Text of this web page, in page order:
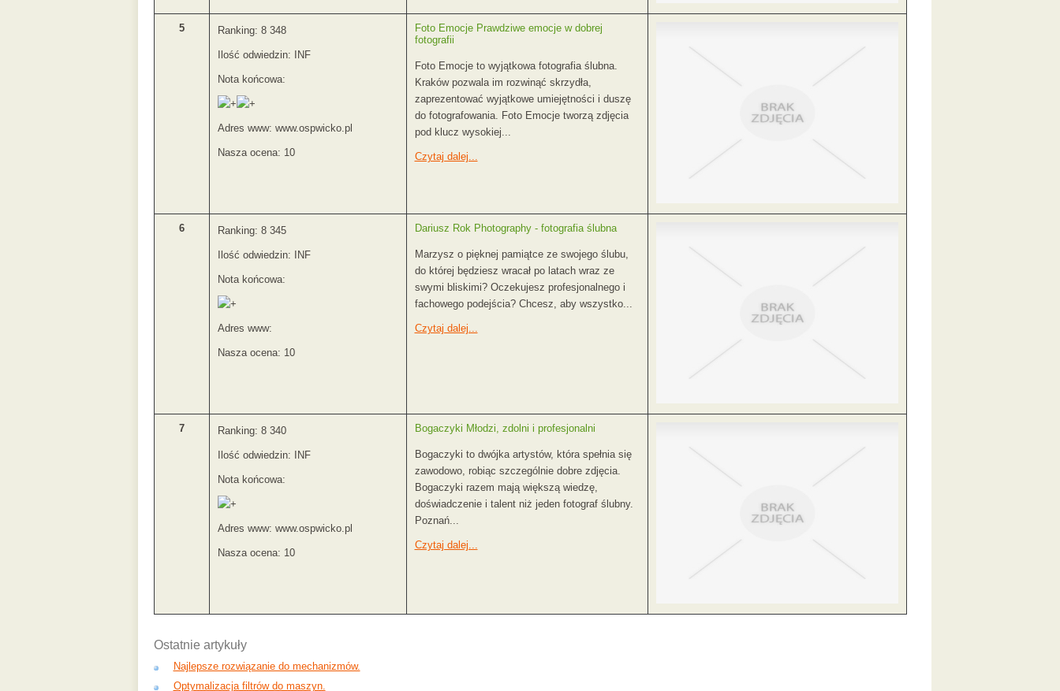
5 Ranking: 8 348
Ilość odwiedzin: INF
Nota końcowa:
Adres www: www.ospwicko.pl
Nasza ocena: 10
Foto Emocje Prawdziwe emocje w dobrej
fotografii
Foto Emocje to wyjątkowa fotografia ślubna.
Kraków pozwala im rozwinąć skrzydła,
zaprezentować wyjątkowe umiejętności i duszę
do fotografowania. Foto Emocje tworzą zdjęcia
pod klucz wysokiej...
Czytaj dalej...
6 Ranking: 8 345
Ilość odwiedzin: INF
Nota końcowa:
Adres www:
Nasza ocena: 10
Dariusz Rok Photography - fotografia ślubna
Marzysz o pięknej pamiątce ze swojego ślubu,
do której będziesz wracał po latach wraz ze
swymi bliskimi? Oczekujesz profesjonalnego i
fachowego podejścia? Chcesz, aby wszystko...
Czytaj dalej...
7 Ranking: 8 340
Ilość odwiedzin: INF
Nota końcowa:
Adres www: www.ospwicko.pl
Nasza ocena: 10
Bogaczyki Młodzi, zdolni i profesjonalni
Bogaczyki to dwójka artystów, która spełnia się
zawodowo, robiąc szczególnie dobre zdjęcia.
Bogaczyki razem mają większą wiedzę,
doświadczenie i talent niż jeden fotograf ślubny.
Poznań...
Czytaj dalej...
Ostatnie artykuły
Najlepsze rozwiązanie do mechanizmów.
Optymalizacja filtrów do maszyn.